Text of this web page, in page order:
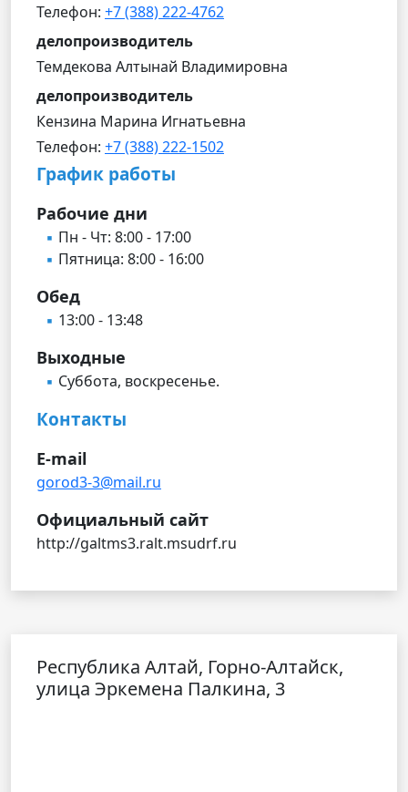
Телефон: +7 (388) 222-4762
делопроизводитель
Темдекова Алтынай Владимировна
делопроизводитель
Кензина Марина Игнатьевна
Телефон: +7 (388) 222-1502
График работы
Рабочие дни
Пн - Чт: 8:00 - 17:00
Пятница: 8:00 - 16:00
Обед
13:00 - 13:48
Выходные
Суббота, воскресенье.
Контакты
E-mail
gorod3-3@mail.ru
Официальный сайт
http://galtms3.ralt.msudrf.ru
Республика Алтай, Горно-Алтайск,
улица Эркемена Палкина, 3